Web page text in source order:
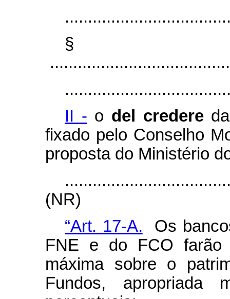
§
II - o del credere
fixado pelo Conselho
proposta do Ministério
(NR)
“Art. 17-A. Os
FNE e do FCO farão
máxima sobre o
Fundos, apropriada